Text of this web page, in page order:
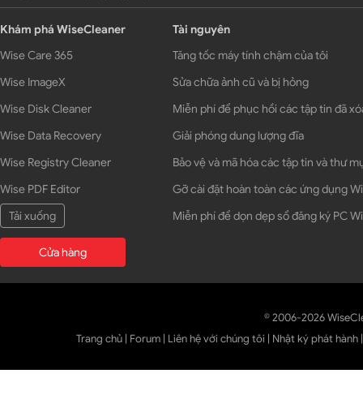
Khám phá WiseCleaner
Wise Care 365
Wise ImageX
Wise Disk Cleaner
Wise Data Recovery
Wise Registry Cleaner
Wise PDF Editor
Tải xuống
Cửa hàng
Tài nguyên
Tăng tốc máy tính chậm của tôi
Sửa chữa ảnh cũ và bị hỏng
Miễn phí để phục hồi các tập tin đã
Giải phóng dung lượng đĩa
Bảo vệ và mã hóa các tập tin và thư
Gỡ cài đặt hoàn toàn các ứng dụng
Miễn phí để dọn dẹp sổ đăng ký PC
© 2006-2026
Trang chủ | Forum | Liên hệ với chúng tôi | Nhật ký phát hành